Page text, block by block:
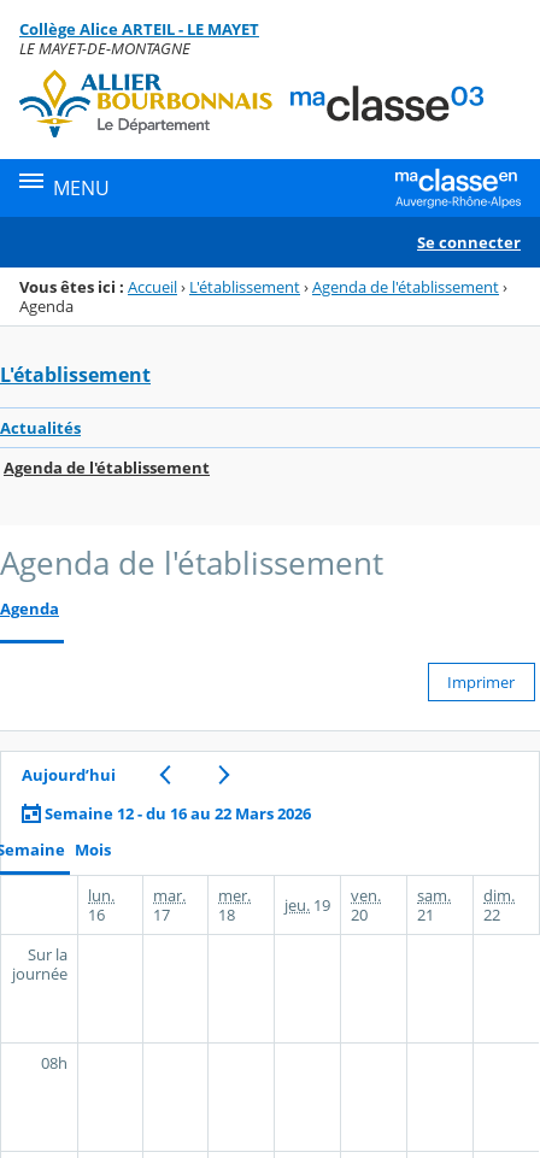
Menu de la rubrique
Contenu
Collège Alice ARTEIL - LE MAYET
LE MAYET-DE-MONTAGNE
MENU
Se connecter
Vous êtes ici : Accueil› L'établissement›Agenda de l'établissement›
Agenda
L'établissement
Actualités
Agenda de l'établissement
Agenda de l'établissement
Agenda
Imprimer
Aujourd’hui
Semaine 12 - du 16 au 22 Mars 2026
Mois
lun.
16
mar.
17
mer.
18
jeu. 19
ven.
20
sam.
21
dim.
22
Sur la
journée
08h